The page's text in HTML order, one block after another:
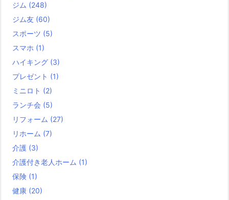
ジム (248)
ジム友 (60)
スポーツ (5)
スマホ (1)
ハイキング (3)
プレゼント (1)
ミニロト (2)
ランチ会 (5)
リフォーム (27)
リホーム (7)
介護 (3)
介護付き老人ホーム (1)
保険 (1)
健康 (20)